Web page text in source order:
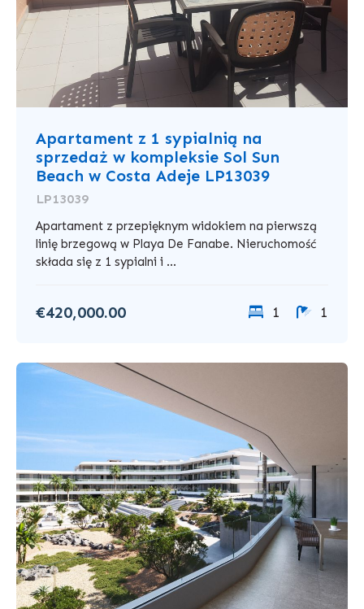
Apartament z 1 sypialnią na
sprzedaż w kompleksie Sol Sun
Beach w Costa Adeje LP13039
LP13039
Apartament z przepięknym widokiem na pierwszą
linię brzegową w Playa De Fanabe. Nieruchomość
składa się z 1 sypialni i ...
€420,000.00 1 1